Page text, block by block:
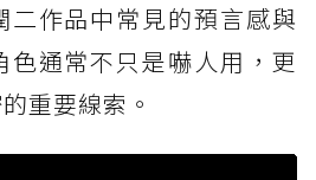
二作品中常見的預言感與
通常不只是嚇人用，更
重要線索。